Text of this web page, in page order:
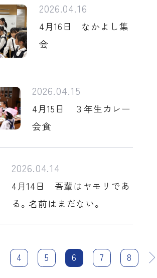
2026.04.16
4月16日 なかよし集
会
2026.04.15
4月15日 ３年生カレー
会食
2026.04.14
4月14日 吾輩はヤモリであ
る。名前はまだない。
4 5 6 7 8
次 最後